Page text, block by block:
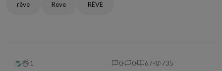
rêve Reve RÊVE
1 0 0 67 735